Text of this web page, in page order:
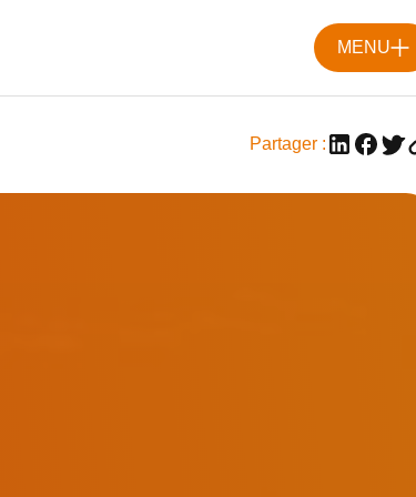
MENU
Partager :